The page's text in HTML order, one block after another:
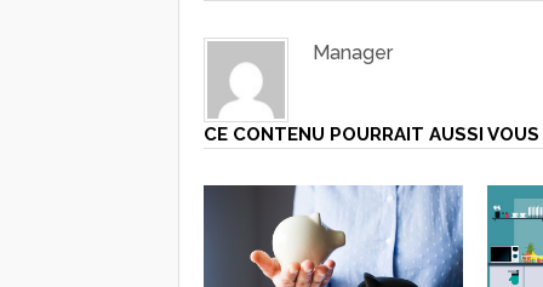
Manager
CE CONTENU POURRAIT AUSSI VOUS